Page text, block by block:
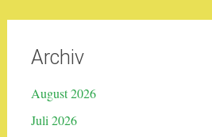
Archiv
August 2026
Juli 2026